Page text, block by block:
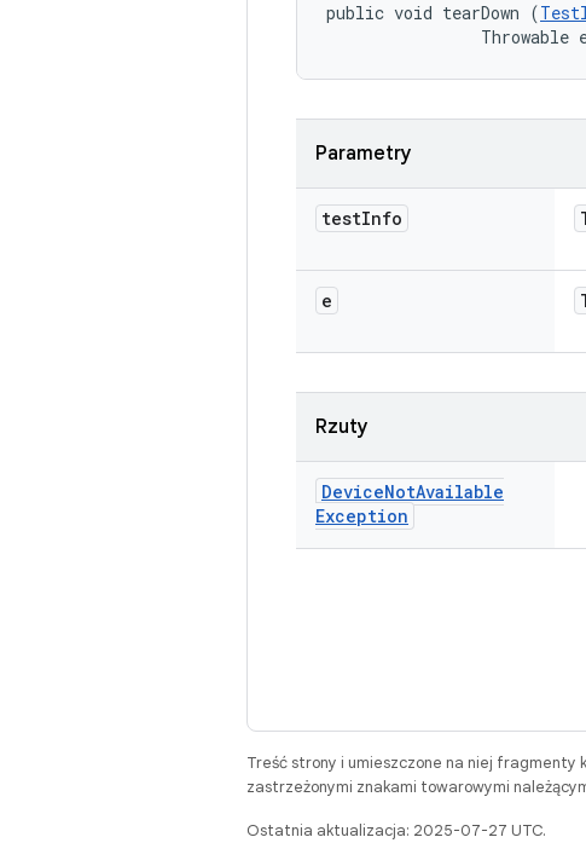
public void tearDown (
Throwable
Parametry
testInfo
e
Rzuty
DeviceNotAvailable
Exception
Treść strony i umieszczone na niej fragmenty
zastrzeżonymi znakami towarowymi
Ostatnia aktualizacja: 2025-07-27 UTC.